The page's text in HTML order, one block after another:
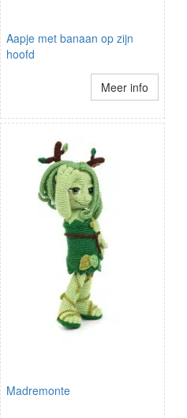
Aapje met banaan op zijn
hoofd
Meer info
Madremonte